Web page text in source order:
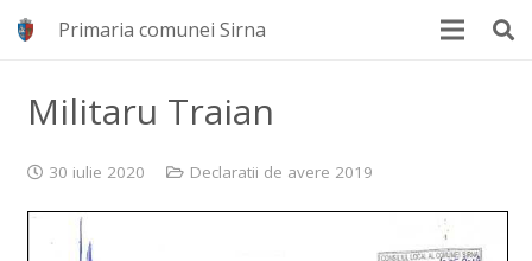
Primaria comunei Sirna
Militaru Traian
30 iulie 2020 Declaratii de avere 2019